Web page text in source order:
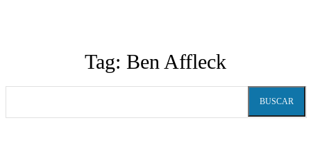
Tag: Ben Affleck
BUSCAR